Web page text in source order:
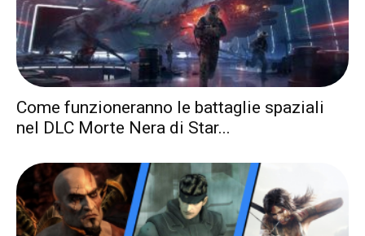
Come funzioneranno le battaglie spaziali
nel DLC Morte Nera di Star...